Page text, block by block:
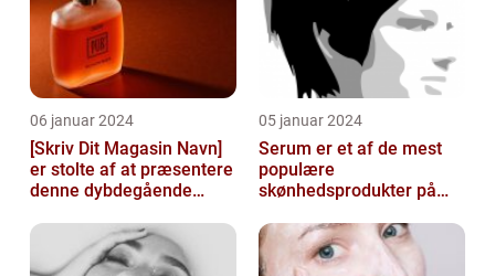
06 januar 2024
[Skriv Dit Magasin Navn]
er stolte af at præsentere
denne dybdegående
05 januar 2024
Serum er et af de mest
populære
skønhedsprodukter på
ansigt er en vigtig de...